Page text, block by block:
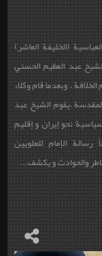
(الخليفة العاشر)
عبد العظيم الحسني
. وبعدما قام وكلاء
،يقوم الشيخ عبد
نحو إيران و إقليم
الإمام للعلويين
والحوادث و يكشف...